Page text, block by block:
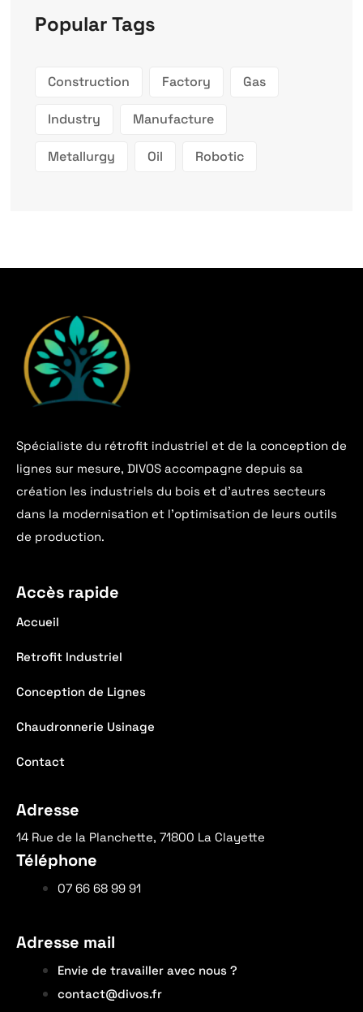
Popular Tags
Construction Factory Gas
Industry Manufacture
Metallurgy Oil Robotic
Spécialiste du rétrofit industriel et de la conception de
lignes sur mesure, DIVOS accompagne depuis sa
création les industriels du bois et d’autres secteurs
dans la modernisation et l’optimisation de leurs outils
de production.
Accès rapide
Accueil
Retrofit Industriel
Conception de Lignes
Chaudronnerie Usinage
Contact
Adresse
14 Rue de la Planchette, 71800 La Clayette
Téléphone
07 66 68 99 91
Adresse mail
Envie de travailler avec nous ?
contact@divos.fr